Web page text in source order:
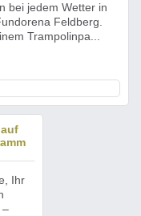
bei jedem Wetter in
Feldberg.
Trampolinpa...
Ihr
–